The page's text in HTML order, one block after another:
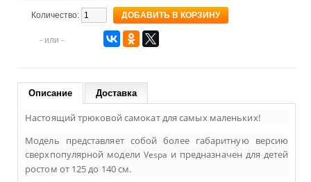
Количество:
- или -
Описание Доставка
Настоящий трюковой самокат для самых маленьких!
Модель представляет собой более габаритную версию
сверхпопулярной модели Vespa и предназначен для детей
ростом от 125 до 140 см.